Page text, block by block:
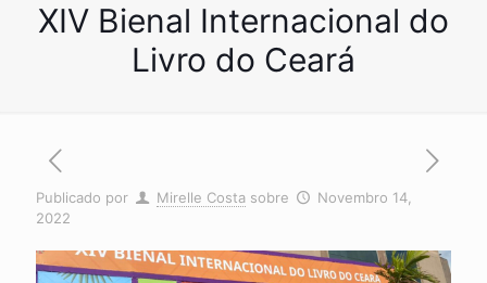
XIV Bienal Internacional do
Livro do Ceará
Publicado por Mirelle Costa sobre
Novembro 14,
2022